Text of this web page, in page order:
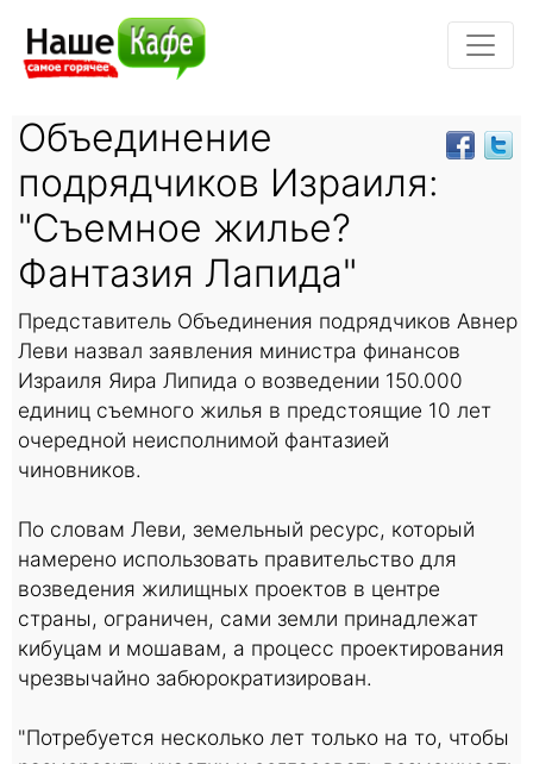
Объединение
подрядчиков Израиля:
"Съемное жилье?
Фантазия Лапида"
Представитель Объединения подрядчиков Авнер
Леви назвал заявления министра финансов
Израиля Яира Липида о возведении 150.000
единиц съемного жилья в предстоящие 10 лет
очередной неисполнимой фантазией
чиновников.
По словам Леви, земельный ресурс, который
намерено использовать правительство для
возведения жилищных проектов в центре
страны, ограничен, сами земли принадлежат
кибуцам и мошавам, а процесс проектирования
чрезвычайно забюрократизирован.
"Потребуется несколько лет только на то, чтобы